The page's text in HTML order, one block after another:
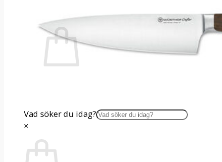
Vad söker du idag?
×